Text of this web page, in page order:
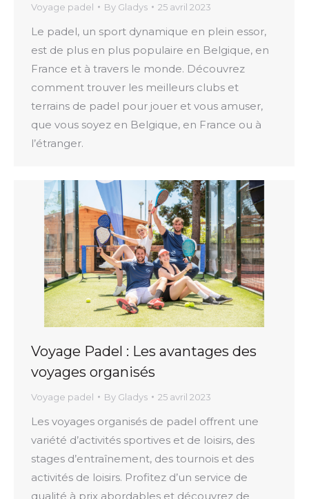
Voyage padel By Gladys 25 avril 2023
Le padel, un sport dynamique en plein essor,
est de plus en plus populaire en Belgique, en
France et à travers le monde. Découvrez
comment trouver les meilleurs clubs et
terrains de padel pour jouer et vous amuser,
que vous soyez en Belgique, en France ou à
l’étranger.
Voyage Padel : Les avantages des
voyages organisés
Voyage padel By Gladys 25 avril 2023
Les voyages organisés de padel offrent une
variété d’activités sportives et de loisirs, des
stages d’entraînement, des tournois et des
activités de loisirs. Profitez d’un service de
qualité à prix abordables et découvrez de